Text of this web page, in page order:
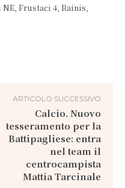
Frustaci 4, Rainis,
ARTICOLO SUCCESSIVO
Calcio. Nuovo
tesseramento per la
Battipagliese: entra
nel team il
centrocampista
Mattia Tarcinale